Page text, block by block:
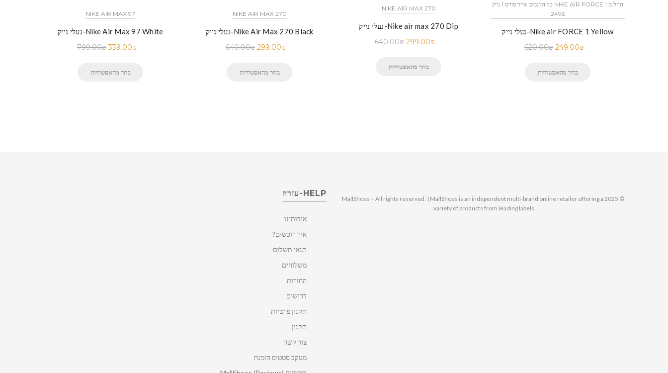
NIKE AIR MAX 97
נעלי נייק-Nike Air Max 97 White
799.00₪ 339.00₪
בחר מהאפשרויות
NIKE AIR MAX 270
נעלי נייק-Nike Air Max 270 Black
640.00₪ 299.00₪
בחר מהאפשרויות
NIKE AIR MAX 270
נעלי נייק-Nike air max 270 Dip
640.00₪ 299.00₪
בחר מהאפשרויות
כל הדגמים אייר פורס 1 נייק NIKE AIR FORCE 1 החל מ
249₪
נעלי נייק-Nike air FORCE 1 Yellow
620.00₪ 249.00₪
בחר מהאפשרויות
HELP-עזרה
אודותינו
איך רוכשים?
תנאי תשלום
משלוחים
החזרות
דרושים
תקנון פרטיות
תקנון
צור קשר
מעקב סטטוס הזמנה
© 2025 MallShoes – All rights reserved. | MallShoes is an independent multi-brand online retailer offering a
variety of products from leading labels.